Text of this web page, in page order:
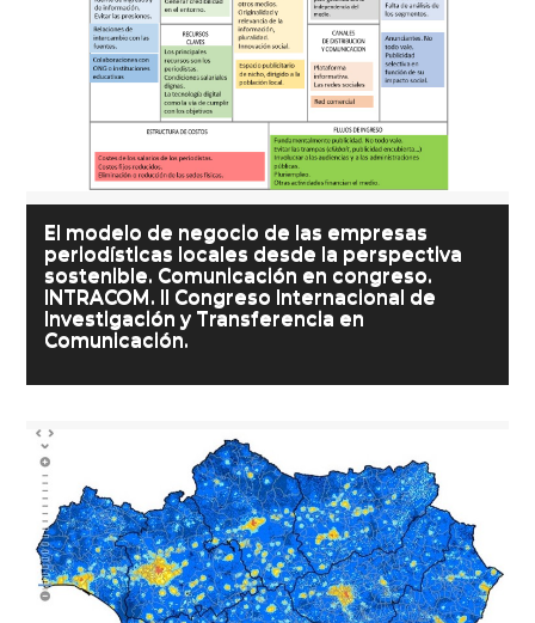
El modelo de negocio de las empresas
periodísticas locales desde la perspectiva
sostenible. Comunicación en congreso.
INTRACOM. II Congreso Internacional de
Investigación y Transferencia en
Comunicación.